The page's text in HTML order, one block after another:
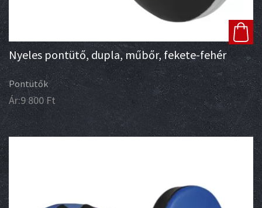
Nyeles pontütő, dupla, műbőr, fekete-fehér
Pontütők
Ár:9 800Ft